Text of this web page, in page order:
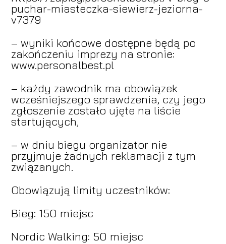
puchar-miasteczka-siewierz-jeziorna-
v7379
– wyniki końcowe dostępne będą po
zakończeniu imprezy na stronie:
www.personalbest.pl
– każdy zawodnik ma obowiązek
wcześniejszego sprawdzenia, czy jego
zgłoszenie zostało ujęte na liście
startujących,
– w dniu biegu organizator nie
przyjmuje żadnych reklamacji z tym
związanych.
Obowiązują limity uczestników:
Bieg: 150 miejsc
Nordic Walking: 50 miejsc